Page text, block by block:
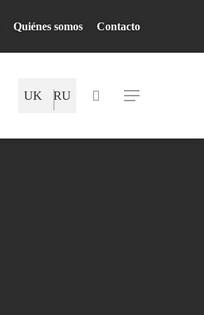
Quiénes somos Contacto
Mapa del Sitio
UK RU search
Menu